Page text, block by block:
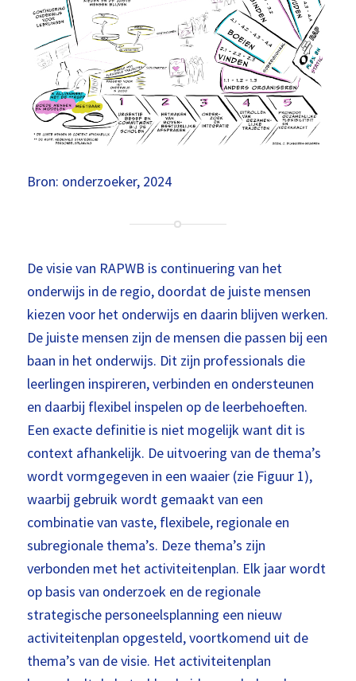
Bron: onderzoeker, 2024
De visie van RAPWB is continuering van het
onderwijs in de regio, doordat de juiste mensen
kiezen voor het onderwijs en daarin blijven werken.
De juiste mensen zijn de mensen die passen bij een
baan in het onderwijs. Dit zijn professionals die
leerlingen inspireren, verbinden en ondersteunen
en daarbij flexibel inspelen op de leerbehoeften.
Een exacte definitie is niet mogelijk want dit is
context afhankelijk. De uitvoering van de thema’s
wordt vormgegeven in een waaier (zie Figuur 1),
waarbij gebruik wordt gemaakt van een
combinatie van vaste, flexibele, regionale en
subregionale thema’s. Deze thema’s zijn
verbonden met het activiteitenplan. Elk jaar wordt
op basis van onderzoek en de regionale
strategische personeelsplanning een nieuw
activiteitenplan opgesteld, voortkomend uit de
thema’s van de visie. Het activiteitenplan